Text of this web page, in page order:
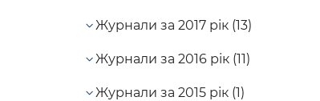
Журнали за 2017 рік (13)
Журнали за 2016 рік (11)
Журнали за 2015 рік (1)